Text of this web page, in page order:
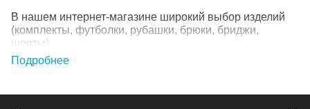
В нашем интернет-магазине широкий выбор изделий
(комплекты, футболки, рубашки, брюки, бриджи,
шорты).
Как правильно подобрать
Подробнее